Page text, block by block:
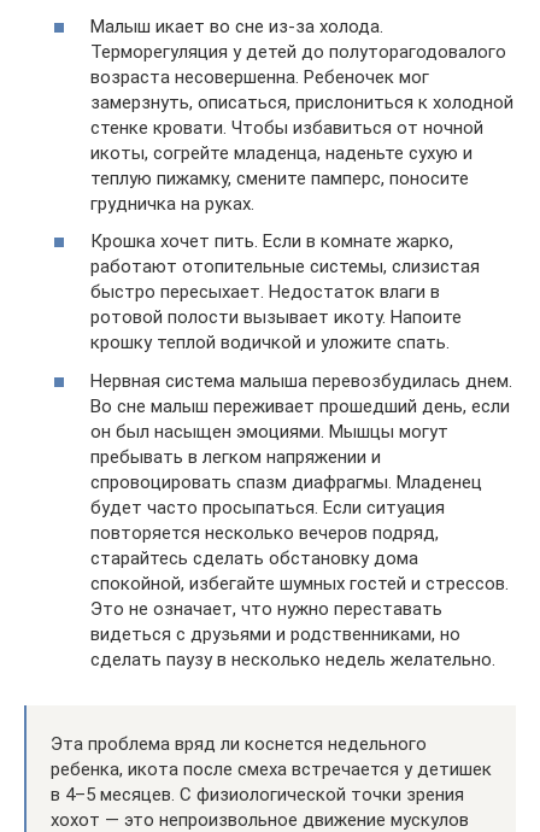
Малыш икает во сне из-за холода.
Терморегуляция у детей до полуторагодовалого
возраста несовершенна. Ребеночек мог
замерзнуть, описаться, прислониться к холодной
стенке кровати. Чтобы избавиться от ночной
икоты, согрейте младенца, наденьте сухую и
теплую пижамку, смените памперс, поносите
грудничка на руках.
Крошка хочет пить. Если в комнате жарко,
работают отопительные системы, слизистая
быстро пересыхает. Недостаток влаги в
ротовой полости вызывает икоту. Напоите
крошку теплой водичкой и уложите спать.
Нервная система малыша перевозбудилась днем.
Во сне малыш переживает прошедший день, если
он был насыщен эмоциями. Мышцы могут
пребывать в легком напряжении и
спровоцировать спазм диафрагмы. Младенец
будет часто просыпаться. Если ситуация
повторяется несколько вечеров подряд,
старайтесь сделать обстановку дома
спокойной, избегайте шумных гостей и стрессов.
Это не означает, что нужно переставать
видеться с друзьями и родственниками, но
сделать паузу в несколько недель желательно.
Эта проблема вряд ли коснется недельного
ребенка, икота после смеха встречается у детишек
в 4–5 месяцев. С физиологической точки зрения
хохот — это непроизвольное движение мускулов